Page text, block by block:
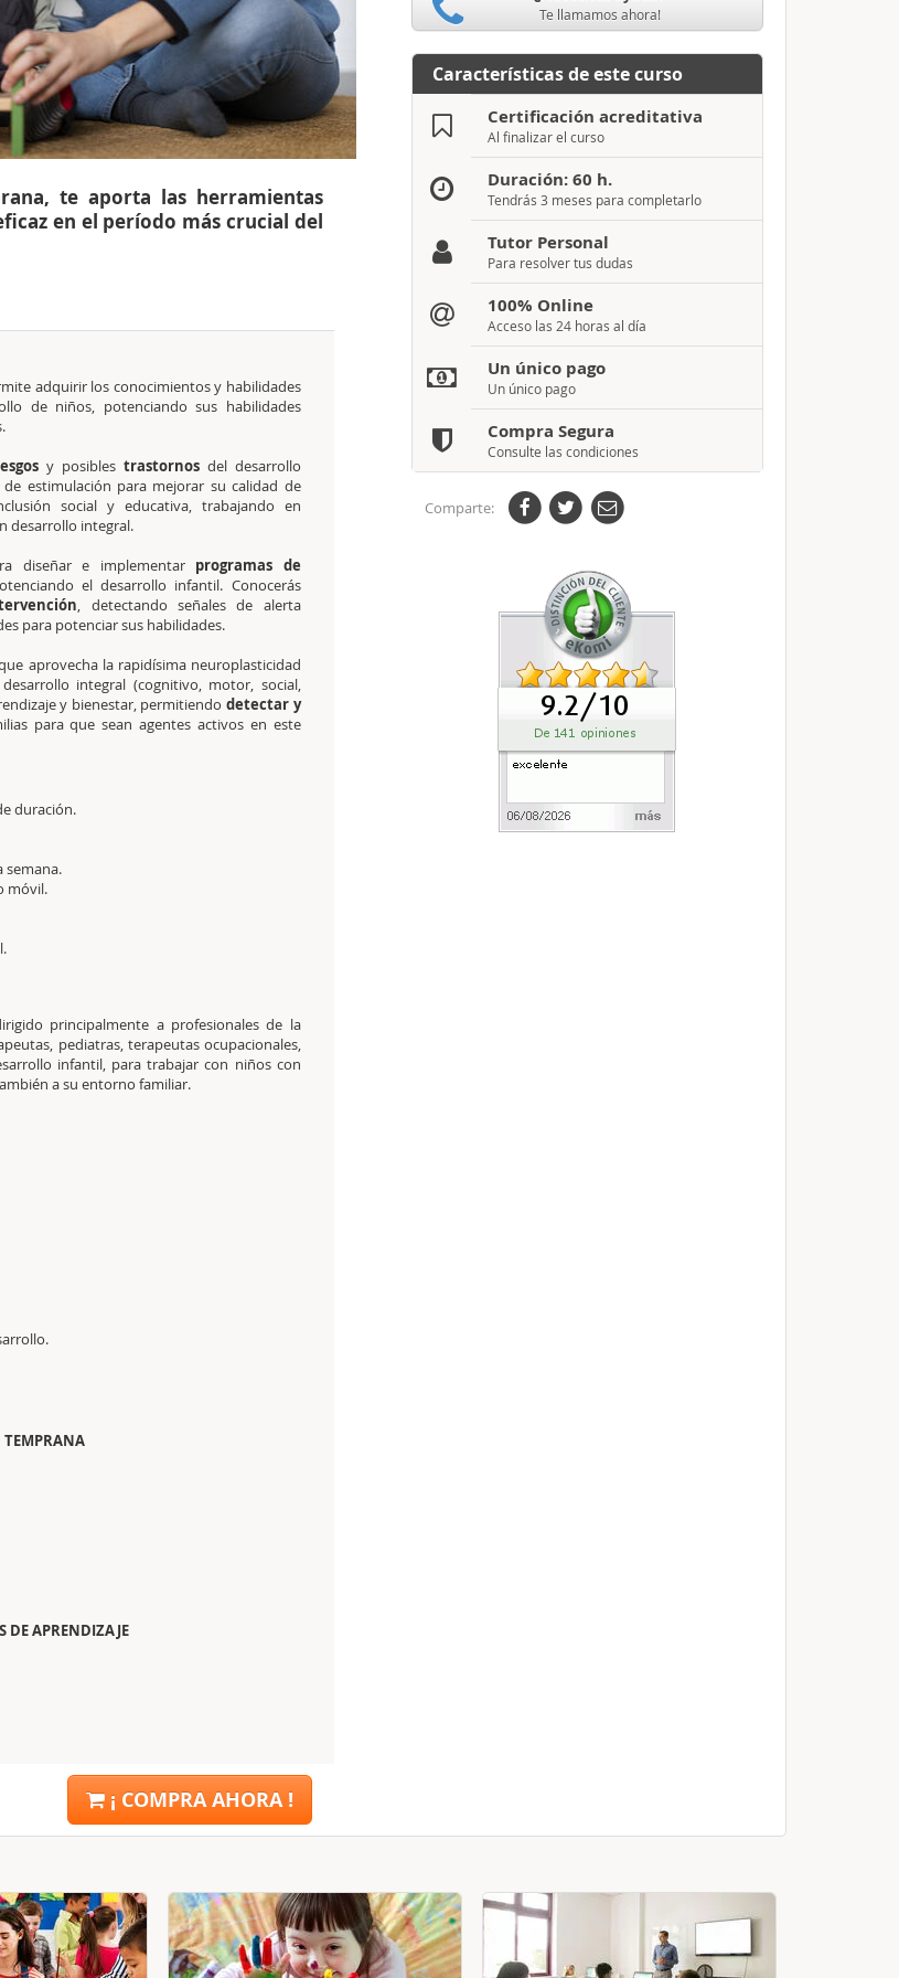
te aporta las herramientas
en el período más crucial del
adquirir los conocimientos y habilidades
de niños, potenciando sus habilidades
y posibles trastornosdel desarrollo
estimulación para mejorar su calidad de
social y educativa, trabajando en
desarrollo integral.
diseñar e implementar programas de
el desarrollo infantil. Conocerás
, detectando señales de alerta
para potenciar sus habilidades.
aprovecha la rapidísima neuroplasticidad
integral (cognitivo, motor, social,
y bienestar, permitiendodetectar y
para que sean agentes activos en este
duración.
semana.
móvil.
principalmente a profesionales de la
pediatras, terapeutas ocupacionales,
infantil, para trabajar con niños con
a su entorno familiar.
TEMPRANA
DE APRENDIZAJE
¡ COMPRA AHORA !
Te llamamos ahora!
Características de este curso
Certificación acreditativa
Al finalizar el curso
Duración: 60 h.
Tendrás 3 meses para completarlo
Tutor Personal
Para resolver tus dudas
100% Online
Acceso las 24 horas al día
Un único pago
Un único pago
Compra Segura
Consulte las condiciones
Comparte: